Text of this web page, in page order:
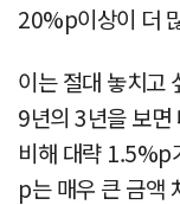
20%p이상이 더
이는 절대 놓치고
9년의 3년을 보면
비해 대략 1.5%p
p는 매우 큰 금액